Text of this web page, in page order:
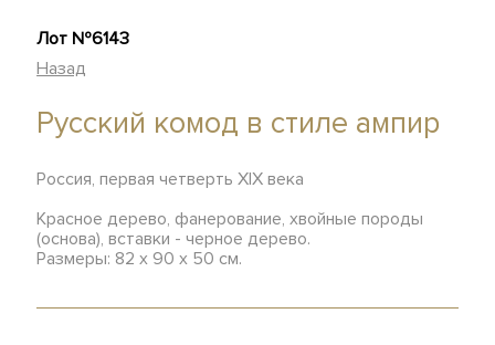
Лот №6143
Назад
Русский комод в стиле ампир
Россия, первая четверть XIX века
Красное дерево, фанерование, хвойные породы
(основа), вставки - черное дерево.
Размеры: 82 х 90 х 50 см.